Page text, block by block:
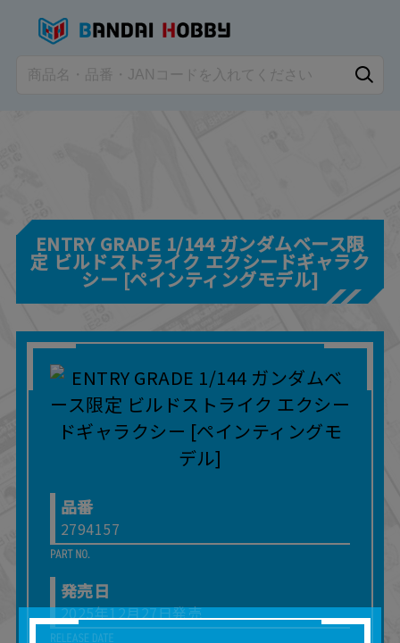
ENTRY GRADE 1/144 ガンダムベース限
定 ビルドストライク エクシードギャラク
シー [ペインティングモデル]
品番
2794157
発売日
2025年12月27日発売